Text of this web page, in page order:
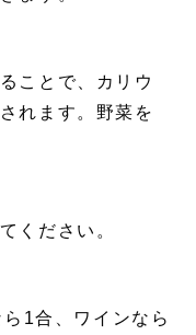
ことで、カリウ
れます。野菜を
ください。
1合、ワインなら